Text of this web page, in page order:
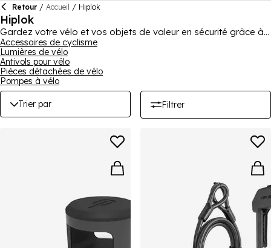
Retour / Accueil / Hiplok
Hiplok
Gardez votre vélo et vos objets de valeur en sécurité grâce à
Hiplok. Célèbre pour leurs cadenas portables qui s'adaptent à
la taille ou à l'épaule, la marque propose désormais une large
gamme de cadenas pour vélo, y compris des câbles, des
chaînes et des cadenas en D - couvrant toutes les bases.
Notre gamme comprend des options populaires pour vous
aider à vous sentir en sécurité lorsque vous attachez votre
vélo, que ce soit en déplacement ou à la maison.
Accessoires de cyclisme
Lumières de vélo
Antivols pour vélo
Pièces détachées de vélo
Pompes à vélo
Trier par Filtrer